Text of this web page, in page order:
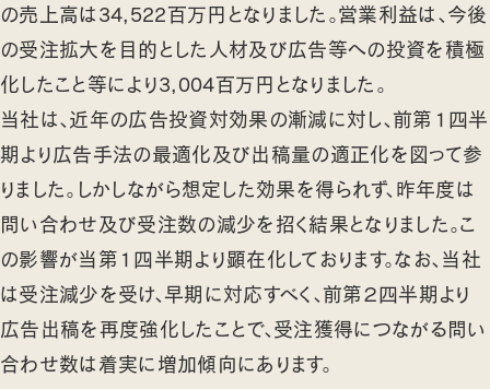
の売上高は34,522百万円となりました。営業利益は、今後
の受注拡大を目的とした人材及び広告等への投資を積極
化したこと等により3,004百万円となりました。
当社は、近年の広告投資対効果の漸減に対し、前第１四半
期より広告手法の最適化及び出稿量の適正化を図って参
りました。しかしながら想定した効果を得られず、昨年度は
問い合わせ及び受注数の減少を招く結果となりました。こ
の影響が当第１四半期より顕在化しております。なお、当社
は受注減少を受け、早期に対応すべく、前第２四半期より
広告出稿を再度強化したことで、受注獲得につながる問い
合わせ数は着実に増加傾向にあります。